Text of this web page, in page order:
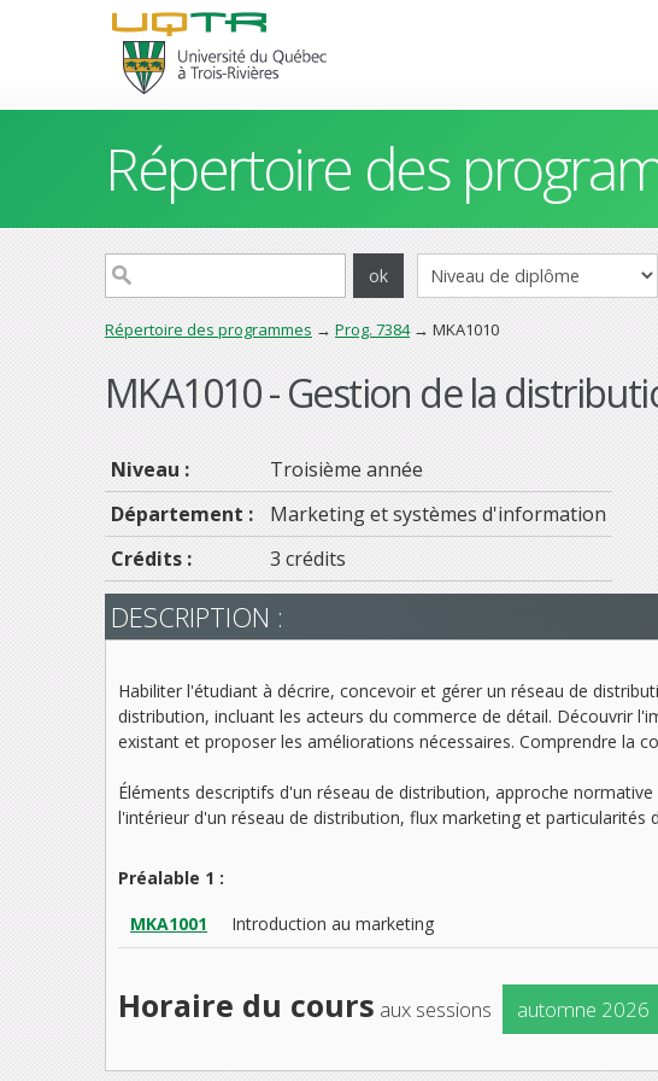
Répertoire des
Répertoire des programmes → Prog. 7384→ MKA1010
MKA1010 - Gestion de la
Niveau :
Troisième année
Département :
Marketing et systèmes d'information
Crédits :
3 crédits
DESCRIPTION :
Habiliter l'étudiant à décrire, concevoir et gérer un réseau de
distribution, incluant les acteurs du commerce de détail. Découvrir
existant et proposer les améliorations nécessaires. Comprendre la
Éléments descriptifs d'un réseau de distribution, approche
l'intérieur d'un réseau de distribution, flux marketing et particularités
Préalable 1 :
MKA1001
Introduction au marketing
Horaire du cours aux sessions automne 2026